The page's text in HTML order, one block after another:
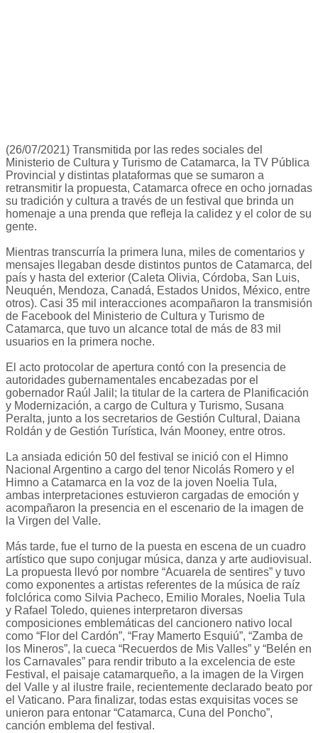
(26/07/2021) Transmitida por las redes sociales del
Ministerio de Cultura y Turismo de Catamarca, la TV Pública
Provincial y distintas plataformas que se sumaron a
retransmitir la propuesta, Catamarca ofrece en ocho jornadas
su tradición y cultura a través de un festival que brinda un
homenaje a una prenda que refleja la calidez y el color de su
gente.
Mientras transcurría la primera luna, miles de comentarios y
mensajes llegaban desde distintos puntos de Catamarca, del
país y hasta del exterior (Caleta Olivia, Córdoba, San Luis,
Neuquén, Mendoza, Canadá, Estados Unidos, México, entre
otros). Casi 35 mil interacciones acompañaron la transmisión
de Facebook del Ministerio de Cultura y Turismo de
Catamarca, que tuvo un alcance total de más de 83 mil
usuarios en la primera noche.
El acto protocolar de apertura contó con la presencia de
autoridades gubernamentales encabezadas por el
gobernador Raúl Jalil; la titular de la cartera de Planificación
y Modernización, a cargo de Cultura y Turismo, Susana
Peralta, junto a los secretarios de Gestión Cultural, Daiana
Roldán y de Gestión Turística, Iván Mooney, entre otros.
La ansiada edición 50 del festival se inició con el Himno
Nacional Argentino a cargo del tenor Nicolás Romero y el
Himno a Catamarca en la voz de la joven Noelia Tula,
ambas interpretaciones estuvieron cargadas de emoción y
acompañaron la presencia en el escenario de la imagen de
la Virgen del Valle.
Más tarde, fue el turno de la puesta en escena de un cuadro
artístico que supo conjugar música, danza y arte audiovisual.
La propuesta llevó por nombre “Acuarela de sentires” y tuvo
como exponentes a artistas referentes de la música de raíz
folclórica como Silvia Pacheco, Emilio Morales, Noelia Tula
y Rafael Toledo, quienes interpretaron diversas
composiciones emblemáticas del cancionero nativo local
como “Flor del Cardón”, “Fray Mamerto Esquiú”, “Zamba de
los Mineros”, la cueca “Recuerdos de Mis Valles” y “Belén en
los Carnavales” para rendir tributo a la excelencia de este
Festival, el paisaje catamarqueño, a la imagen de la Virgen
del Valle y al ilustre fraile, recientemente declarado beato por
el Vaticano. Para finalizar, todas estas exquisitas voces se
unieron para entonar “Catamarca, Cuna del Poncho”,
canción emblema del festival.